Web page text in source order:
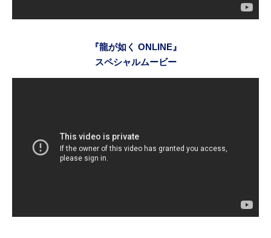
『龍が如く ONLINE』
スペシャルムービー